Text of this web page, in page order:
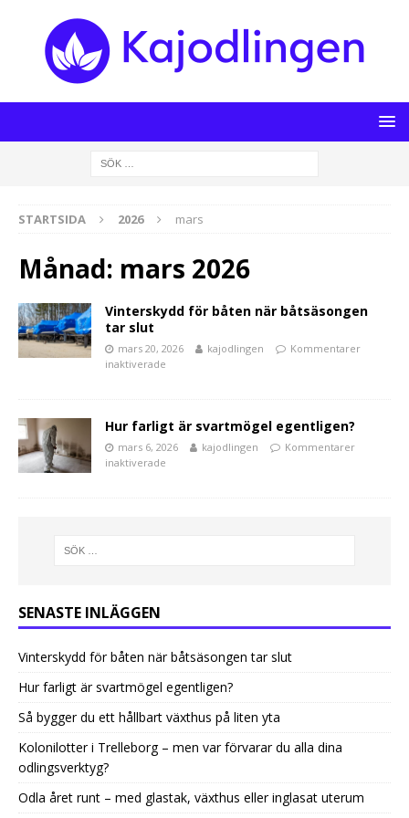
STARTSIDA 2026 mars
Månad: mars 2026
Vinterskydd för båten när båtsäsongen
tar slut
mars 20, 2026 kajodlingen
Kommentarer
inaktiverade
Hur farligt är svartmögel egentligen?
mars 6, 2026 kajodlingen
Kommentarer
inaktiverade
SENASTE INLÄGGEN
Vinterskydd för båten när båtsäsongen tar slut
Hur farligt är svartmögel egentligen?
Så bygger du ett hållbart växthus på liten yta
Kolonilotter i Trelleborg – men var förvarar du alla dina
odlingsverktyg?
Odla året runt – med glastak, växthus eller inglasat uterum